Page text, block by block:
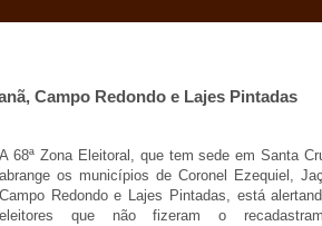
Campo Redondo e Lajes Pintadas
A 68ª Zona Eleitoral, que tem sede em Santa
abrange os municípios de Coronel Ezequiel,
Campo Redondo e Lajes Pintadas, está
eleitores que não fizeram o